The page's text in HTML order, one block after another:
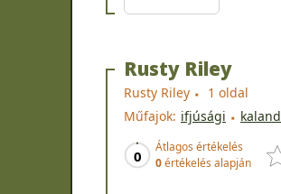
Rusty Riley
Rusty Riley
1 oldal
Műfajok: ifjúsági kaland
0
Átlagos értékelés
0értékelés alapján